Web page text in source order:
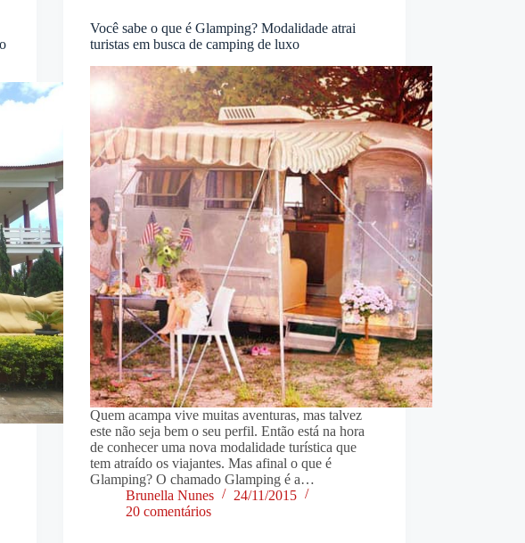
Você sabe o que é Glamping? Modalidade atrai
turistas em busca de camping de luxo
Quem acampa vive muitas aventuras, mas talvez
este não seja bem o seu perfil. Então está na hora
de conhecer uma nova modalidade turística que
tem atraído os viajantes. Mas afinal o que é
Glamping? O chamado Glamping é a…
Brunella Nunes
24/11/2015
20 comentários